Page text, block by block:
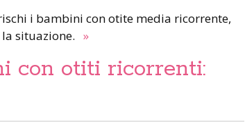
i bambini con otite media ricorrente,
situazione. »
con otiti ricorrenti: